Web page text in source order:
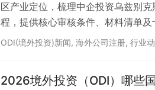
区产业定位，梳理中企投资乌兹别
程，提供核心审核条件、材料清单及
ODI(境外投资)新闻, 海外公司注册, 行业
2026境外投资（ODI）哪些